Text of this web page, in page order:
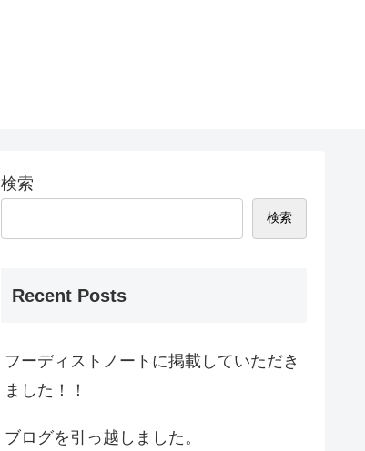
検索
検索
Recent Posts
フーディストノートに掲載していただき
ました！！
ブログを引っ越しました。